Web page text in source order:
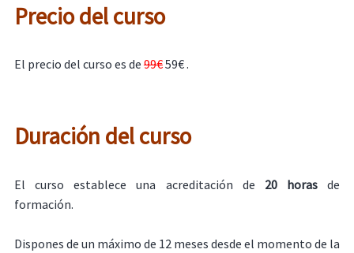
Precio del curso
El precio del curso es de 99€59€ .
Duración del curso
El curso establece una acreditación de 20 horasde
formación.
Dispones de un máximo de 12 meses desde el momento de la